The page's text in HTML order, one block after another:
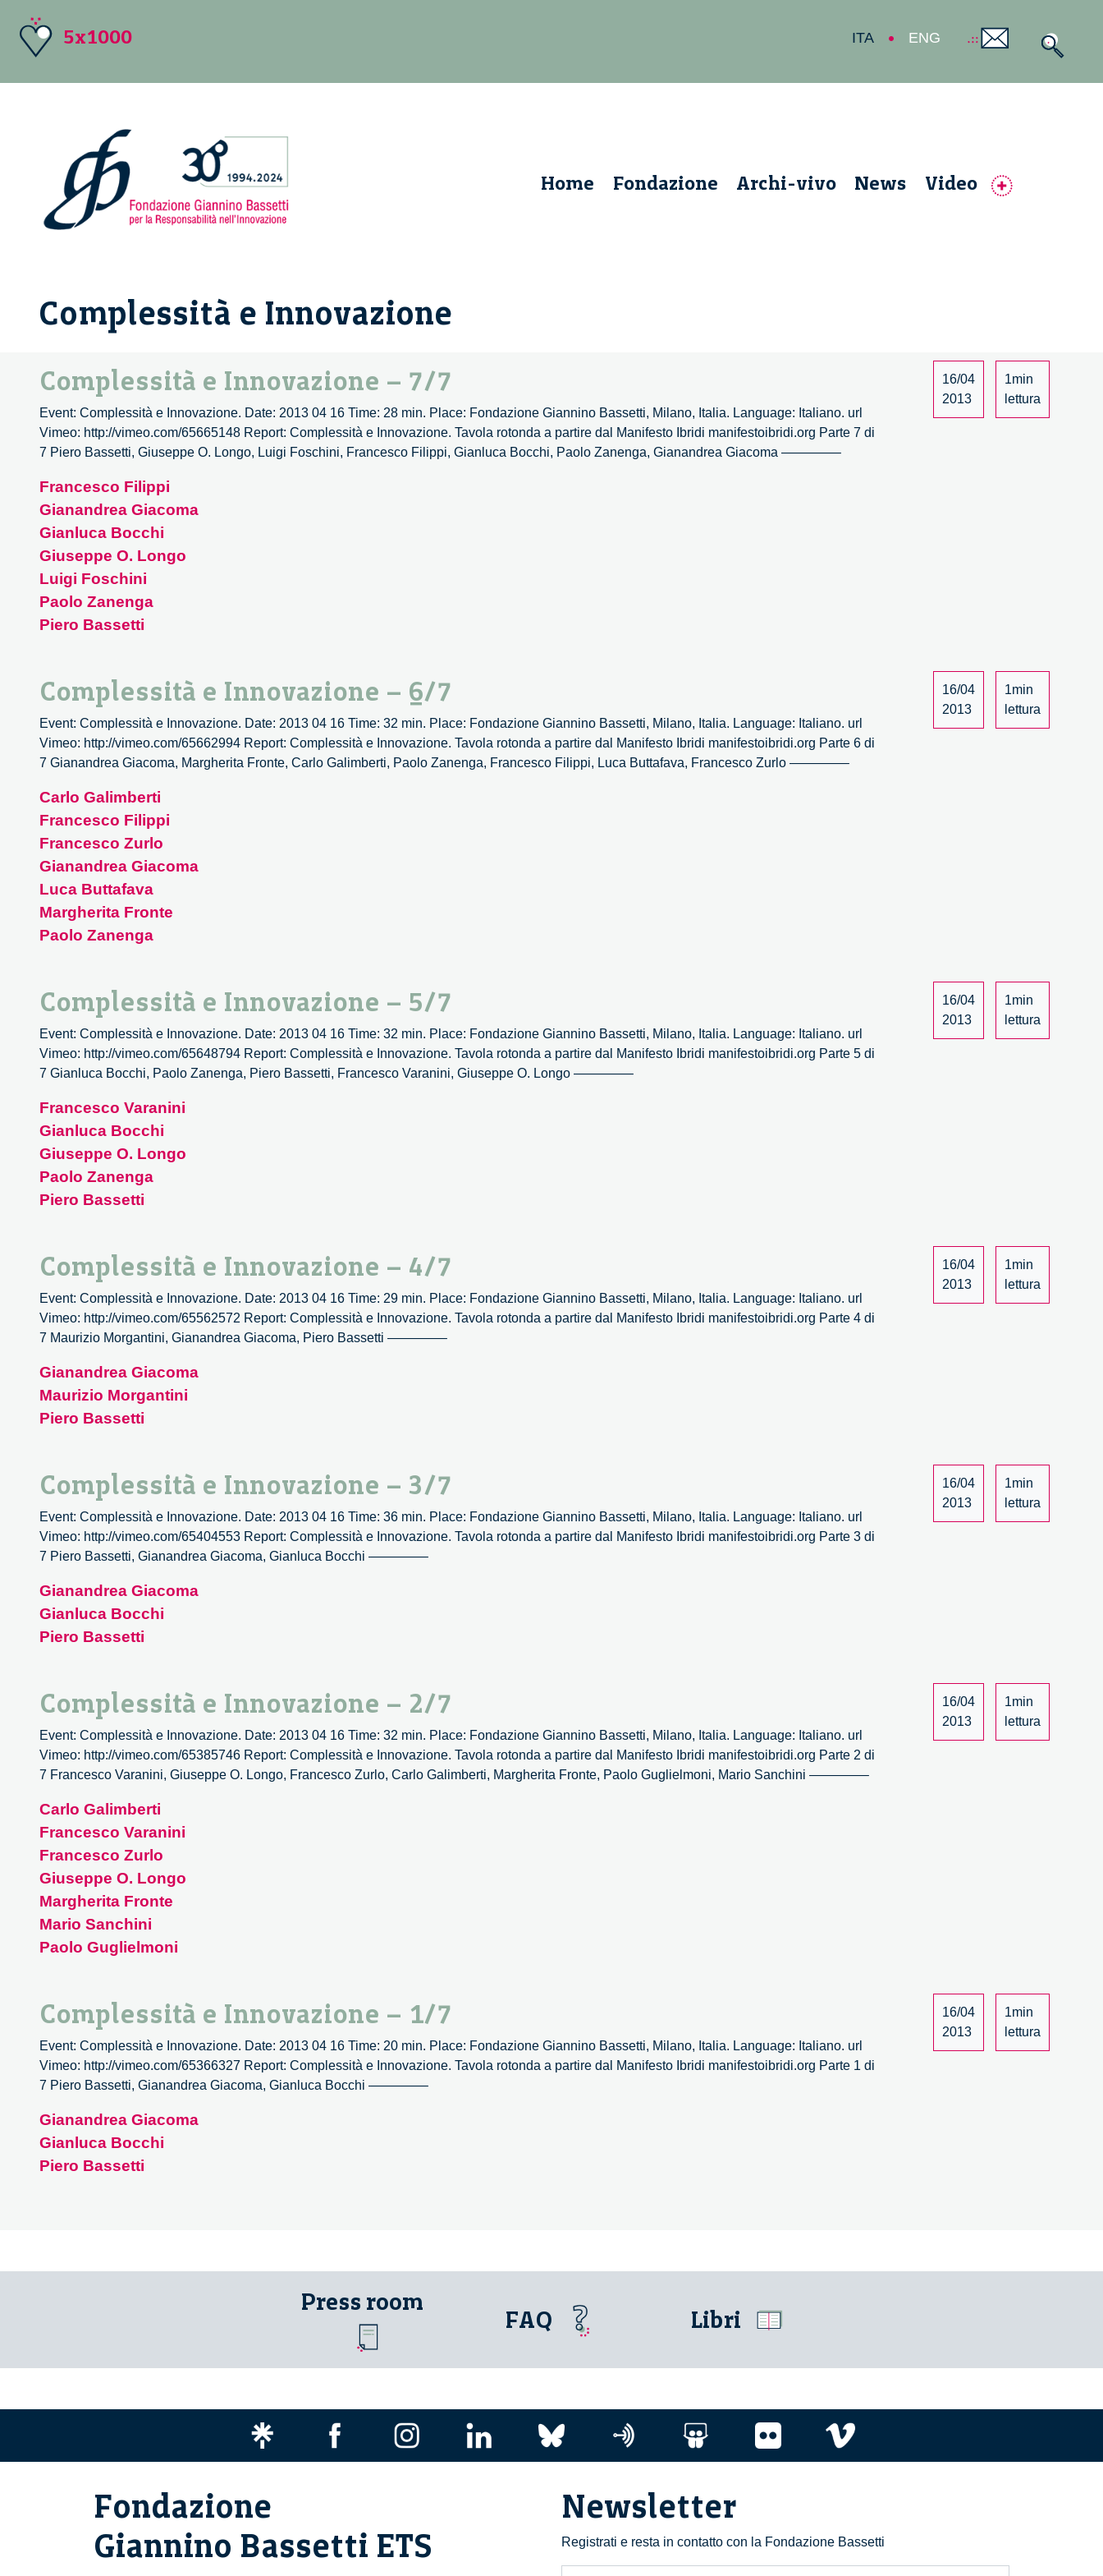
5x1000 ITA ENG
Home Fondazione Archi-vivo News Video
Complessità e Innovazione
Complessità e Innovazione – 7/7
Event: Complessità e Innovazione. Date: 2013 04 16 Time: 28 min. Place: Fondazione Giannino Bassetti, Milano, Italia. Language: Italiano. url
Vimeo: http://vimeo.com/65665148 Report: Complessità e Innovazione. Tavola rotonda a partire dal Manifesto Ibridi manifestoibridi.org Parte 7 di
7 Piero Bassetti, Giuseppe O. Longo, Luigi Foschini, Francesco Filippi, Gianluca Bocchi, Paolo Zanenga, Gianandrea Giacoma ————–
Francesco Filippi
Gianandrea Giacoma
Gianluca Bocchi
Giuseppe O. Longo
Luigi Foschini
Paolo Zanenga
Piero Bassetti
16/04
2013
1min
lettura
Complessità e Innovazione – 6/7
Event: Complessità e Innovazione. Date: 2013 04 16 Time: 32 min. Place: Fondazione Giannino Bassetti, Milano, Italia. Language: Italiano. url
Vimeo: http://vimeo.com/65662994 Report: Complessità e Innovazione. Tavola rotonda a partire dal Manifesto Ibridi manifestoibridi.org Parte 6 di
7 Gianandrea Giacoma, Margherita Fronte, Carlo Galimberti, Paolo Zanenga, Francesco Filippi, Luca Buttafava, Francesco Zurlo ————–
Carlo Galimberti
Francesco Filippi
Francesco Zurlo
Gianandrea Giacoma
Luca Buttafava
Margherita Fronte
Paolo Zanenga
16/04
2013
1min
lettura
Complessità e Innovazione – 5/7
Event: Complessità e Innovazione. Date: 2013 04 16 Time: 32 min. Place: Fondazione Giannino Bassetti, Milano, Italia. Language: Italiano. url
Vimeo: http://vimeo.com/65648794 Report: Complessità e Innovazione. Tavola rotonda a partire dal Manifesto Ibridi manifestoibridi.org Parte 5 di
7 Gianluca Bocchi, Paolo Zanenga, Piero Bassetti, Francesco Varanini, Giuseppe O. Longo ————–
Francesco Varanini
Gianluca Bocchi
Giuseppe O. Longo
Paolo Zanenga
Piero Bassetti
16/04
2013
1min
lettura
Complessità e Innovazione – 4/7
Event: Complessità e Innovazione. Date: 2013 04 16 Time: 29 min. Place: Fondazione Giannino Bassetti, Milano, Italia. Language: Italiano. url
Vimeo: http://vimeo.com/65562572 Report: Complessità e Innovazione. Tavola rotonda a partire dal Manifesto Ibridi manifestoibridi.org Parte 4 di
7 Maurizio Morgantini, Gianandrea Giacoma, Piero Bassetti ————–
Gianandrea Giacoma
Maurizio Morgantini
Piero Bassetti
16/04
2013
1min
lettura
Complessità e Innovazione – 3/7
Event: Complessità e Innovazione. Date: 2013 04 16 Time: 36 min. Place: Fondazione Giannino Bassetti, Milano, Italia. Language: Italiano. url
Vimeo: http://vimeo.com/65404553 Report: Complessità e Innovazione. Tavola rotonda a partire dal Manifesto Ibridi manifestoibridi.org Parte 3 di
7 Piero Bassetti, Gianandrea Giacoma, Gianluca Bocchi ————–
Gianandrea Giacoma
Gianluca Bocchi
Piero Bassetti
16/04
2013
1min
lettura
Complessità e Innovazione – 2/7
Event: Complessità e Innovazione. Date: 2013 04 16 Time: 32 min. Place: Fondazione Giannino Bassetti, Milano, Italia. Language: Italiano. url
Vimeo: http://vimeo.com/65385746 Report: Complessità e Innovazione. Tavola rotonda a partire dal Manifesto Ibridi manifestoibridi.org Parte 2 di
7 Francesco Varanini, Giuseppe O. Longo, Francesco Zurlo, Carlo Galimberti, Margherita Fronte, Paolo Guglielmoni, Mario Sanchini ————–
Carlo Galimberti
Francesco Varanini
Francesco Zurlo
Giuseppe O. Longo
Margherita Fronte
Mario Sanchini
Paolo Guglielmoni
16/04
2013
1min
lettura
Complessità e Innovazione – 1/7
Event: Complessità e Innovazione. Date: 2013 04 16 Time: 20 min. Place: Fondazione Giannino Bassetti, Milano, Italia. Language: Italiano. url
Vimeo: http://vimeo.com/65366327 Report: Complessità e Innovazione. Tavola rotonda a partire dal Manifesto Ibridi manifestoibridi.org Parte 1 di
7 Piero Bassetti, Gianandrea Giacoma, Gianluca Bocchi ————–
Gianandrea Giacoma
Gianluca Bocchi
Piero Bassetti
16/04
2013
1min
lettura
Press room
FAQ Libri
Newsletter
Registrati e resta in contatto con la Fondazione Bassetti
Fondazione
Giannino Bassetti ETS